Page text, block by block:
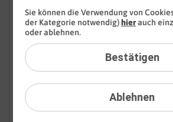
Festnetz-Sperren
Festnetz-Rufnummern
Festnetz-Verbindungen
Festnetz-DSL-Störung
Festnetz-Glasfaser-Störung
Ablehnen
Sie können die Verwendung von
der Kategorie notwendig)hierauch
oder ablehnen.
Bestätigen